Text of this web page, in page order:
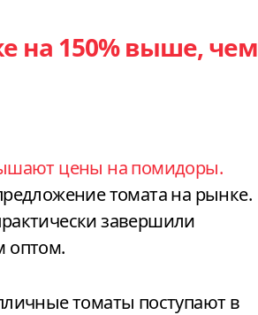
на 150% выше, чем
цены на помидоры.
томата на рынке.
завершили
оптом.
томаты поступают в